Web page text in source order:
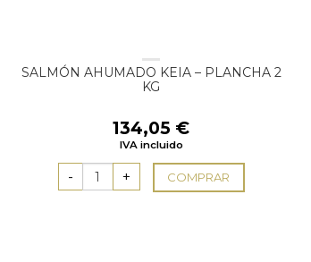
SALMÓN AHUMADO KEIA – PLANCHA 2
KG
134,05 €
IVA incluido
COMPRAR